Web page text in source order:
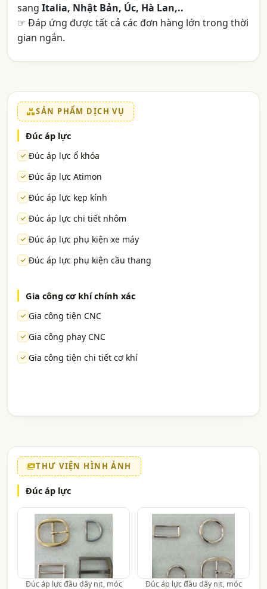
sang Italia, Nhật Bản, Úc, Hà Lan,..
☞ Đáp ứng được tất cả các đơn hàng lớn trong thời
gian ngắn.
SẢN PHẨM DỊCH VỤ
Đúc áp lực
Đúc áp lực ổ khóa
Đúc áp lực Atimon
Đúc áp lực kẹp kính
Đúc áp lực chi tiết nhôm
Đúc áp lực phụ kiện xe máy
Đúc áp lực phụ kiện cầu thang
Gia công cơ khí chính xác
Gia công tiện CNC
Gia công phay CNC
Gia công tiện chi tiết cơ khí
THƯ VIỆN HÌNH ẢNH
Đúc áp lực
Đúc áp lực đầu dây nịt, móc Đúc áp lực đầu dây nịt, móc